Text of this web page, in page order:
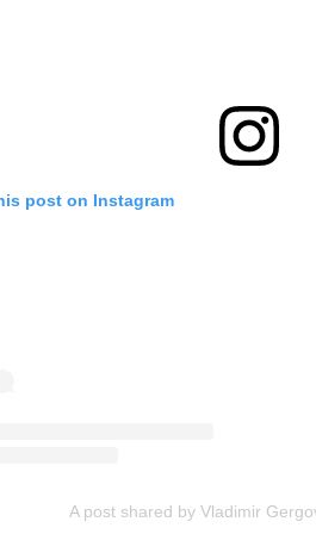
post on Instagram
A post shared by Vladimir